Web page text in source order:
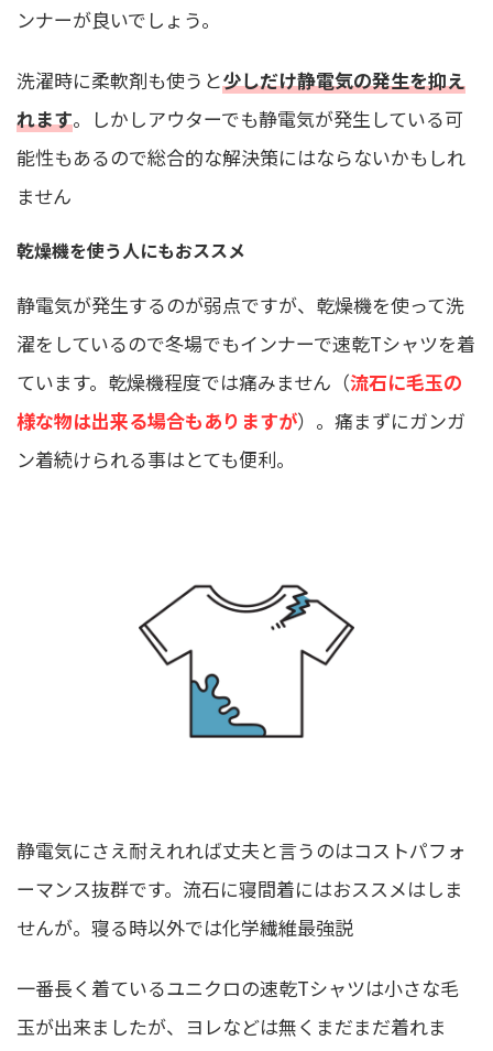
ンナーが良いでしょう。
洗濯時に柔軟剤も使うと少しだけ静電気の発生を抑え
れます。しかしアウターでも静電気が発生している可
能性もあるので総合的な解決策にはならないかもしれ
ません
乾燥機を使う人にもおススメ
静電気が発生するのが弱点ですが、乾燥機を使って洗
濯をしているので冬場でもインナーで速乾Tシャツを着
ています。乾燥機程度では痛みません（流石に毛玉の
様な物は出来る場合もありますが）。痛まずにガンガ
ン着続けられる事はとても便利。
静電気にさえ耐えれれば丈夫と言うのはコストパフォ
ーマンス抜群です。流石に寝間着にはおススメはしま
せんが。寝る時以外では化学繊維最強説
一番長く着ているユニクロの速乾Tシャツは小さな毛
玉が出来ましたが、ヨレなどは無くまだまだ着れま